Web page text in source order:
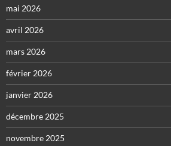
mai 2026
avril 2026
mars 2026
février 2026
janvier 2026
décembre 2025
novembre 2025